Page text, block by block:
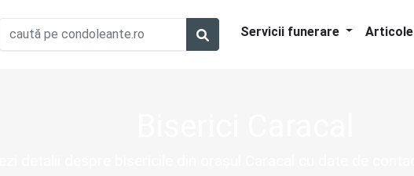
Servicii funerare Articole